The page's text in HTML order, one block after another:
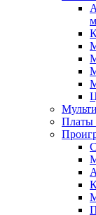
Платы